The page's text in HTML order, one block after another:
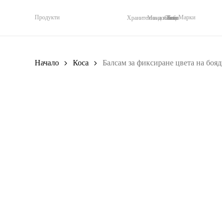
Продукти Коса
Хранителни добавки
Тяло
Лице
Мама и бебеМарки
Начало Коса Балсам за фиксиране цвета на